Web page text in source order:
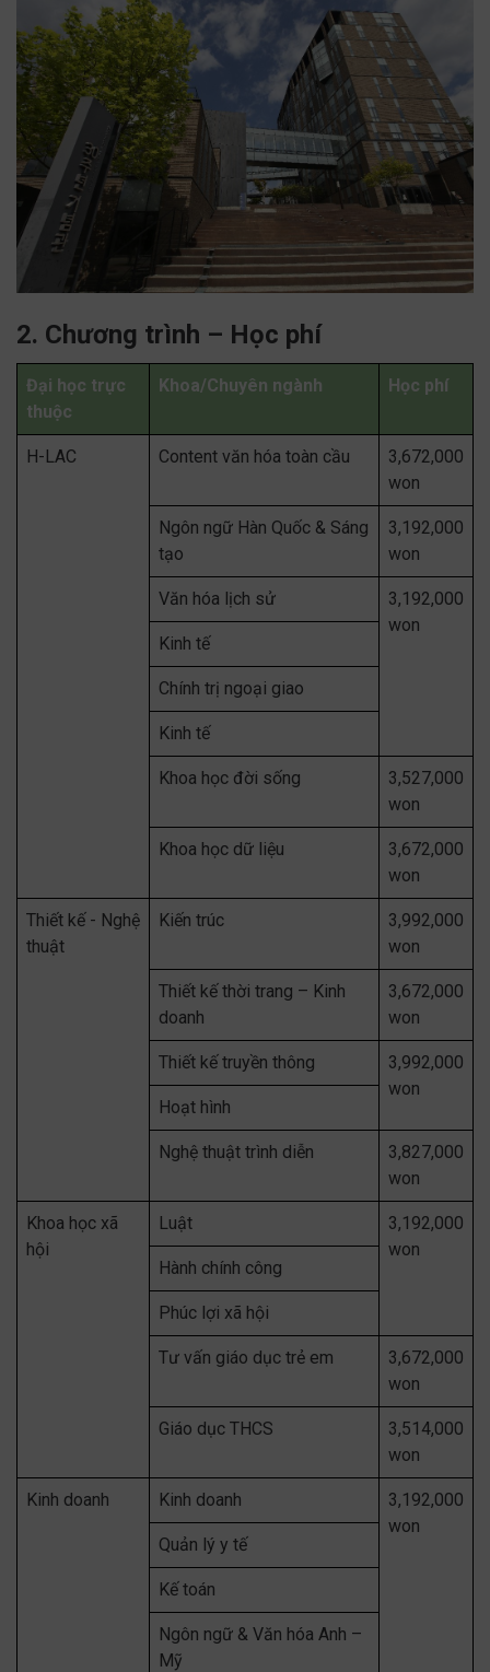
2. Chương trình – Học phí
Đại học trực
thuộc
Khoa/Chuyên ngành Học phí
H-LAC Content văn hóa toàn cầu
3,672,000
won
Ngôn ngữ Hàn Quốc & Sáng
tạo
3,192,000
won
Văn hóa lịch sử
3,192,000
won
Kinh tế
Chính trị ngoại giao
Kinh tế
Khoa học đời sống
3,527,000
won
Khoa học dữ liệu
3,672,000
won
Thiết kế - Nghệ
thuật
Kiến trúc
3,992,000
won
Thiết kế thời trang – Kinh
doanh
3,672,000
won
Thiết kế truyền thông
3,992,000
won
Hoạt hình
Nghệ thuật trình diễn
3,827,000
won
Khoa học xã
hội
Luật
3,192,000
won
Hành chính công
Phúc lợi xã hội
Tư vấn giáo dục trẻ em
3,672,000
won
Giáo dục THCS
3,514,000
won
Kinh doanh Kinh doanh
3,192,000
won
Quản lý y tế
Kế toán
Ngôn ngữ & Văn hóa Anh –
Mỹ